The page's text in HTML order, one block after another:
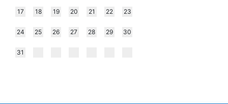
17 18 19 20 21 22 23
24 25 26 27 28 29 30
31